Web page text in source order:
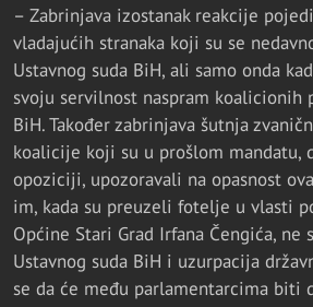
– Zabrinjava izostanak reakcije
vladajućih stranaka koji su se
Ustavnog suda BiH, ali samo onda
svoju servilnost naspram koalicionih
BiH. Također zabrinjava šutnja
koalicije koji su u prošlom mandatu,
opoziciji, upozoravali na opasnost
im, kada su preuzeli fotelje u vlasti
Općine Stari Grad Irfana Čengića, ne
Ustavnog suda BiH i uzurpacija
se da će među parlamentarcima biti